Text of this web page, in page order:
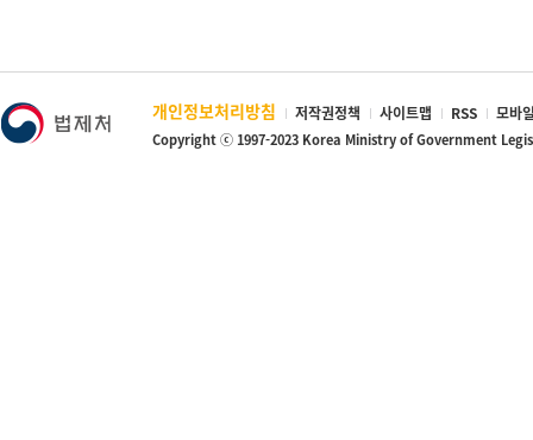
개인정보처리방침 저작권정책 사이트맵 RSS 모바
Copyright ⓒ 1997-2023 Korea Ministry of Government